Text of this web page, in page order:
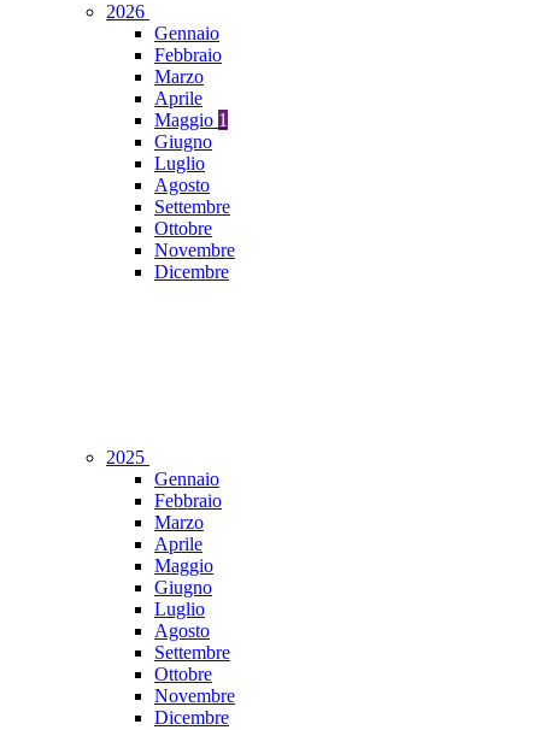
2026
Gennaio
Febbraio
Marzo
Aprile
Maggio 1
Giugno
Luglio
Agosto
Settembre
Ottobre
Novembre
Dicembre
2025
Gennaio
Febbraio
Marzo
Aprile
Maggio
Giugno
Luglio
Agosto
Settembre
Ottobre
Novembre
Dicembre